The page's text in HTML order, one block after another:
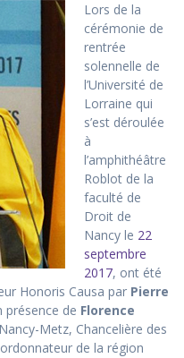
Lors de la
cérémonie de
rentrée
solennelle de
l’Université de
Lorraine qui
s’est déroulée
à
l’amphithéâtre
Roblot de la
faculté de
Droit de
Nancy le 22
septembre
2017, ont été
Honoris Causa par Pierre
présence de Florence
Metz, Chancelière des
de la région